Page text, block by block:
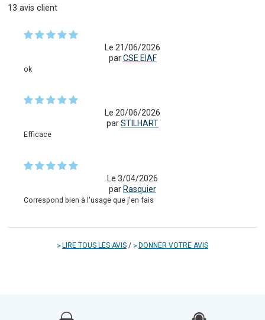
13 avis client
Le 21/06/2026
parCSE EIAF
ok
Le 20/06/2026
parSTILHART
Efficace
Le 3/04/2026
par Rasquier
Correspond bien à l'usage que j'en fais
LIRE TOUS LES AVIS / DONNER VOTRE AVIS